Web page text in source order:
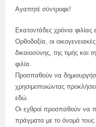
Αγαπητέ σύντροφε!
Εκατοντάδες χρόνια
Ορθοδοξία, οι
δικαιοσύνης, της τιμής και
φιλία.
Προσπαθούν να
χρησιμοποιώντας
εδώ.
Οι εχθροί προσπαθούν να
πράγματα με το όνομά τους.